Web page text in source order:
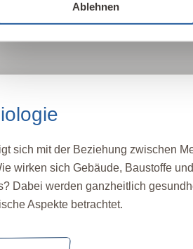
Ablehnen
sich mit der Beziehung zwischen
wirken sich Gebäude, Baustoffe
Dabei werden ganzheitlich
Aspekte betrachtet.